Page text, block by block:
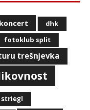
koncert
dhk
fotoklub split
trešnjevka